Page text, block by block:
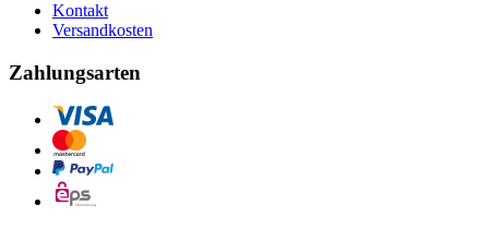
Kontakt
Versandkosten
Zahlungsarten